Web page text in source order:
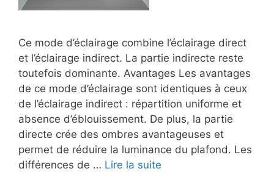
Ce mode d’éclairage combine l’éclairage direct
et l’éclairage indirect. La partie indirecte reste
toutefois dominante. Avantages Les avantages
de ce mode d’éclairage sont identiques à ceux
de l’éclairage indirect : répartition uniforme et
absence d’éblouissement. De plus, la partie
directe crée des ombres avantageuses et
permet de réduire la luminance du plafond. Les
différences de … Lire la suite